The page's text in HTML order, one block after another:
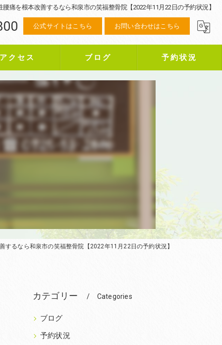
腰痛を根本改善するなら和泉市の笑福整骨院【2022年11月22日の予約状況】
公式サイトはこちら お問い合わせはこちら
クセス ブログ 予約状況
するなら和泉市の笑福整骨院【2022年11月22日の予約状況】
カテゴリー Categories
ブログ
予約状況